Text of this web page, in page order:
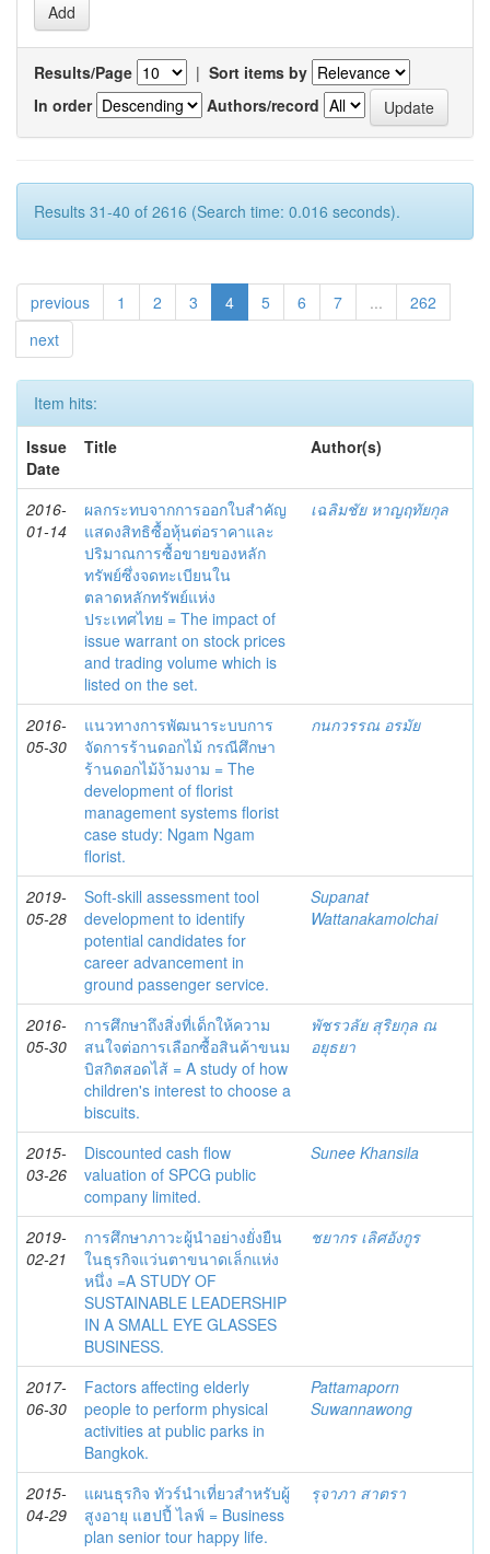
Results/Page | Sort items by
In order
Authors/record
Results 31-40 of 2616 (Search time: 0.016 seconds).
previous 1 2 3 4 5 6 7 ...
262
next
Item hits:
Issue
Date
Title Author(s)
2016-
01-14
ผลกระทบจากการออกใบสำคัญ
แสดงสิทธิซื้อหุ้นต่อราคาและ
ปริมาณการซื้อขายของหลัก
ทรัพย์ซึ่งจดทะเบียนใน
ตลาดหลักทรัพย์แห่ง
ประเทศไทย = The impact of
issue warrant on stock prices
and trading volume which is
listed on the set.
เฉลิมชัย หาญฤทัยกุล
2016-
05-30
แนวทางการพัฒนาระบบการ
จัดการร้านดอกไม้ กรณีศึกษา
ร้านดอกไม้ง้ามงาม = The
development of florist
management systems florist
case study: Ngam Ngam
florist.
กนกวรรณ อรมัย
2019-
05-28
Soft-skill assessment tool
development to identify
potential candidates for
career advancement in
ground passenger service.
Supanat
Wattanakamolchai
2016-
05-30
การศึกษาถึงสิ่งที่เด็กให้ความ
สนใจต่อการเลือกซื้อสินค้าขนม
บิสกิตสอดไส้ = A study of how
children's interest to choose a
biscuits.
พัชรวลัย สุริยกุล ณ
อยุธยา
2015-
03-26
Discounted cash flow
valuation of SPCG public
company limited.
Sunee Khansila
2019-
02-21
การศึกษาภาวะผู้นำอย่างยั่งยืน
ในธุรกิจแว่นตาขนาดเล็กแห่ง
หนึ่ง =A STUDY OF
SUSTAINABLE LEADERSHIP
IN A SMALL EYE GLASSES
BUSINESS.
ชยากร เลิศอังกูร
2017-
06-30
Factors affecting elderly
people to perform physical
activities at public parks in
Bangkok.
Pattamaporn
Suwannawong
2015-
04-29
แผนธุรกิจ ทัวร์นำเที่ยวสำหรับผู้
สูงอายุ แฮปปี้ ไลฟ์ = Business
plan senior tour happy life.
รุจาภา สาตรา